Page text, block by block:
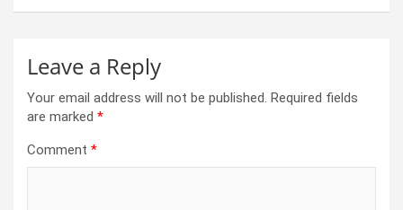
Leave a Reply
Your email address will not be published. Required fields
are marked *
Comment *